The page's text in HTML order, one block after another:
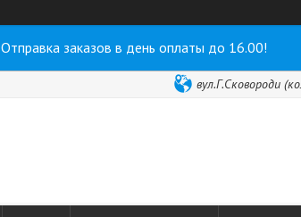
Отправка заказов в день оплаты до 16.00!
вул.Г.Сковороди